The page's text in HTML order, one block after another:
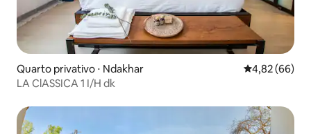
Quarto privativo ⋅ Ndakhar 4,82 de uma
4,82 (66)
LA ClASSICA 1 I/H dk